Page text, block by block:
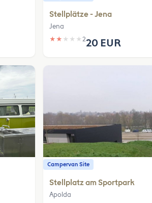
Stellplätze - Jena
Jena
★ ★ ★ ★ ★220 EUR
Campervan Site
Stellplatz am Sportpark
Apolda